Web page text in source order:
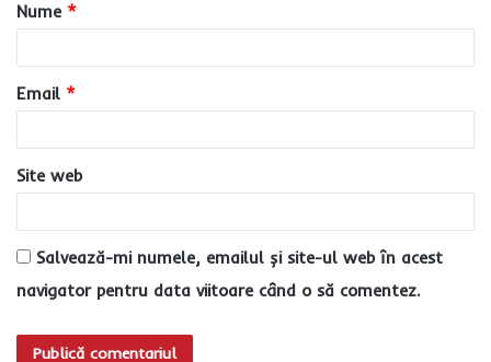
r
u
*
Nume *
Email *
Site web
Salvează-mi numele, emailul și site-ul web în acest
navigator pentru data viitoare când o să comentez.